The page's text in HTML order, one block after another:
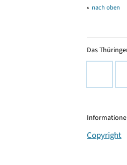
▴ nach oben
Das
Copyright